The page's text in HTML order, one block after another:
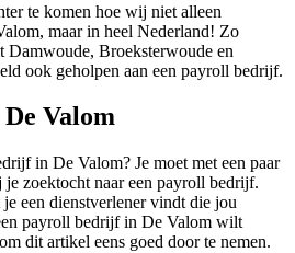
te komen hoe wij niet alleen
maar in heel Nederland! Zo
Damwoude, Broeksterwoude en
ook geholpen aan een payroll bedrijf.
Valom
in De Valom? Je moet met een paar
zoektocht naar een payroll bedrijf.
een dienstverlener vindt die jou
payroll bedrijf in De Valom wilt
dit artikel eens goed door te nemen.